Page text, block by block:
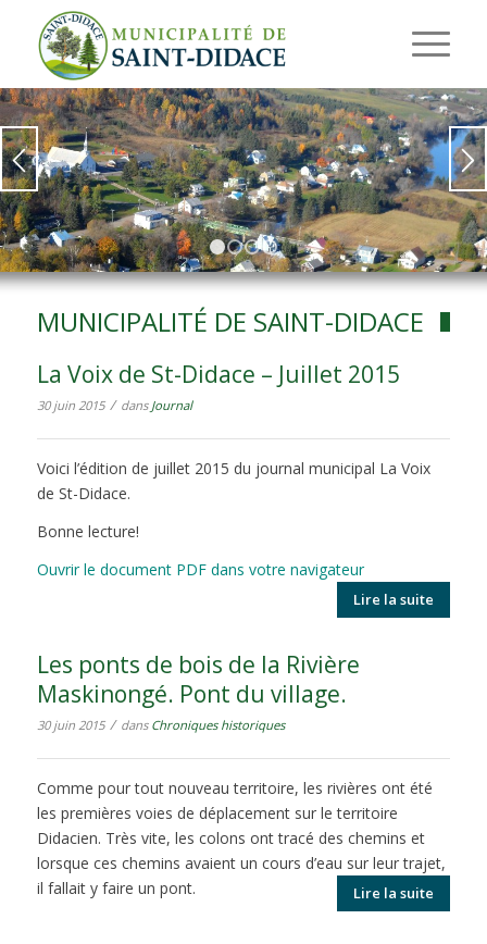
1 2 3 4
MUNICIPALITÉ DE SAINT-DIDACE
La Voix de St-Didace – Juillet 2015
30 juin 2015 / dans Journal
Voici l’édition de juillet 2015 du journal municipal La Voix
de St-Didace.
Bonne lecture!
Ouvrir le document PDF dans votre navigateur
Lire la suite
Les ponts de bois de la Rivière
Maskinongé. Pont du village.
30 juin 2015 / dans Chroniques historiques
Comme pour tout nouveau territoire, les rivières ont été
les premières voies de déplacement sur le territoire
Didacien. Très vite, les colons ont tracé des chemins et
lorsque ces chemins avaient un cours d’eau sur leur trajet,
il fallait y faire un pont.
Lire la suite